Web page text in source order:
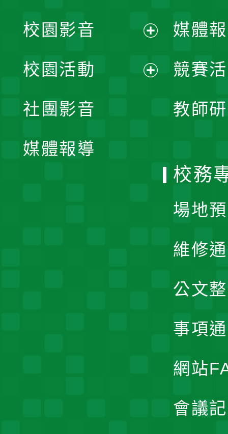
媒體
競賽
教師
校園影音
開
校園活動
社團影音
媒體報導
校務
場地
維修
公文
事項
網站
會議